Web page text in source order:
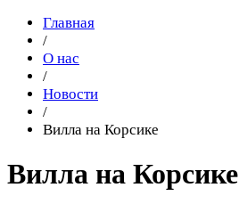
Главная
/
О нас
/
Новости
/
Вилла на Корсике
Вилла на Корсике